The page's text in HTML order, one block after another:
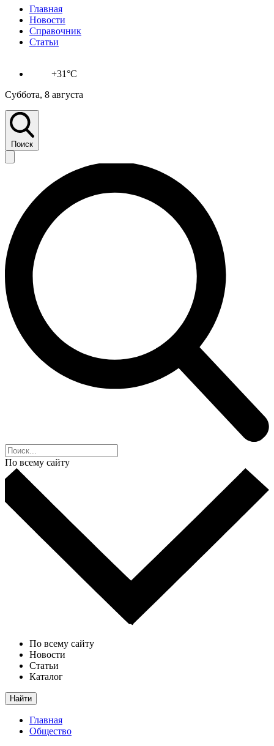
Главная
Новости
Справочник
Статьи
+31°C
Суббота, 8 августа
Поиск
По всему сайту
По всему сайту
Новости
Статьи
Каталог
Найти
Главная
Общество